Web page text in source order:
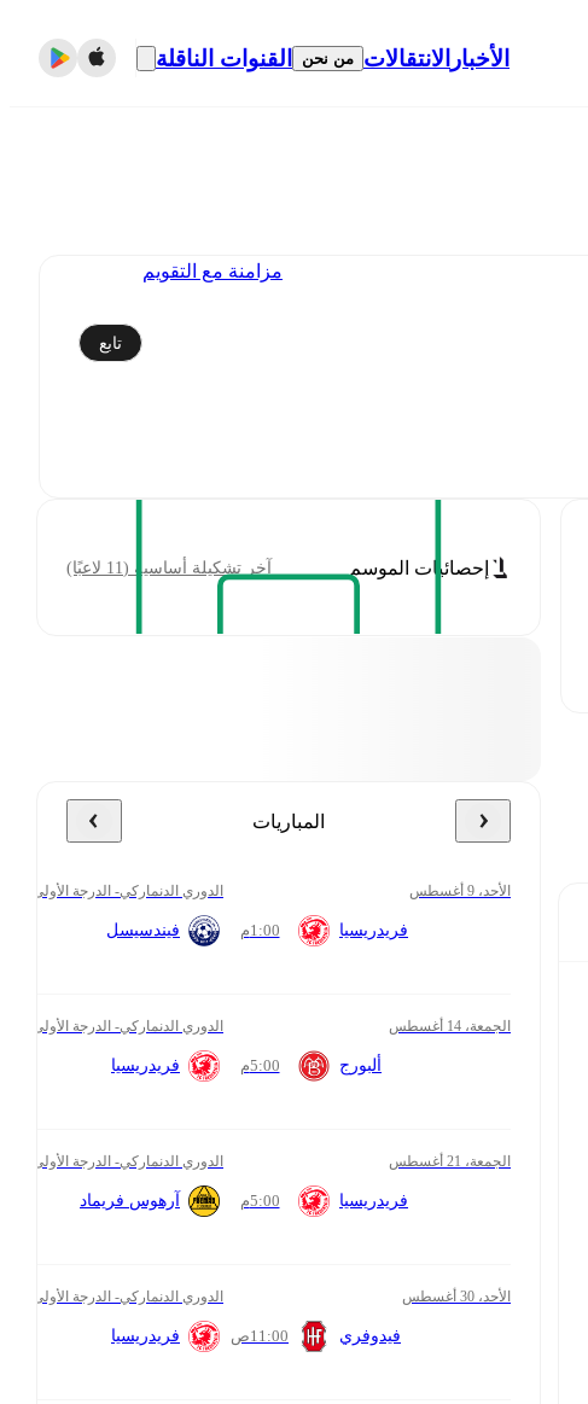
الأخبار الانتقالات من نحن القنوات الناقلة
مزامنة مع التقويم
تابع
إحصائيات الموسم آخر تشكيلة أساسية (11 لاعبًا)
المباريات
الأحد، 9 أغسطس الدوري الدنماركي- الدرجة الأولى
فريدريسيا 1:00م فيندسيسل
الجمعة، 14 أغسطس الدوري الدنماركي- الدرجة الأولى
ألبورج 5:00م فريدريسيا
الجمعة، 21 أغسطس الدوري الدنماركي- الدرجة الأولى
فريدريسيا 5:00م آرهوس فريماد
الأحد، 30 أغسطس الدوري الدنماركي- الدرجة الأولى
فيدوفري 11:00ص فريدريسيا